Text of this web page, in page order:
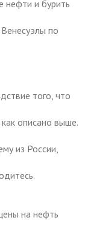
нефти и бурить
по
того, что
описано выше.
из России,
на нефть